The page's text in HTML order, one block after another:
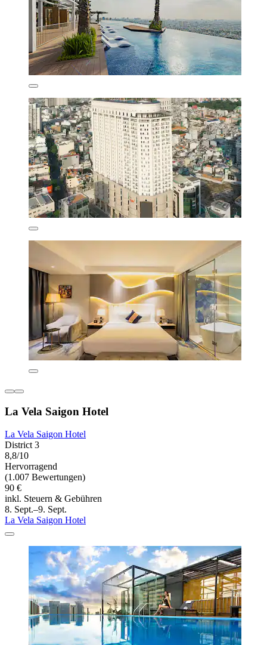
La Vela Saigon Hotel
La Vela Saigon Hotel
District 3
8,8/10
Hervorragend
(1.007 Bewertungen)
90 €
inkl. Steuern & Gebühren
8. Sept.–9. Sept.
La Vela Saigon Hotel